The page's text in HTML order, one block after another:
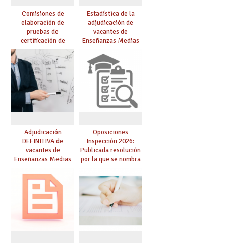
Comisiones de
elaboración de
pruebas de
certificación de
competencia
lingüística: publicada
resolución definitiva
Estadística de la
adjudicación de
vacantes de
Enseñanzas Medias
Adjudicación
DEFINITIVA de
vacantes de
Enseñanzas Medias
Oposiciones
Inspección 2026:
Publicada resolución
por la que se nombra
prácticas, se regulan
dichas prácticas y se
convoca acto público
de adjudicación